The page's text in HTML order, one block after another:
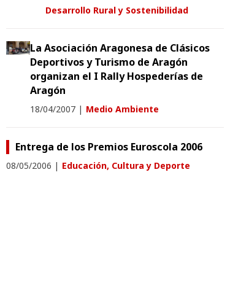
Desarrollo Rural y Sostenibilidad
La Asociación Aragonesa de Clásicos
Deportivos y Turismo de Aragón
organizan el I Rally Hospederías de
Aragón
18/04/2007 | Medio Ambiente
Entrega de los Premios Euroscola 2006
08/05/2006 | Educación, Cultura y Deporte